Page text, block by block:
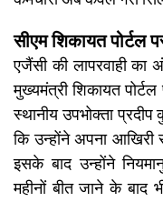
सीएम शिकायत पोर्टल
एजैंसी की लापरवाही का
मुख्यमंत्री शिकायत
स्थानीय उपभोक्ता प्रदीप
कि उन्होंने अपना आखिरी
इसके बाद उन्होंने
महीनों बीत जाने के बाद